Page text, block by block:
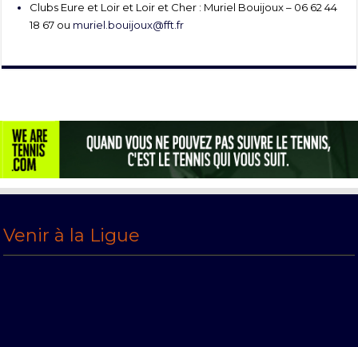
Clubs Eure et Loir et Loir et Cher : Muriel Bouijoux – 06 62 44
18 67 ou muriel.bouijoux@fft.fr
Venir à la Ligue